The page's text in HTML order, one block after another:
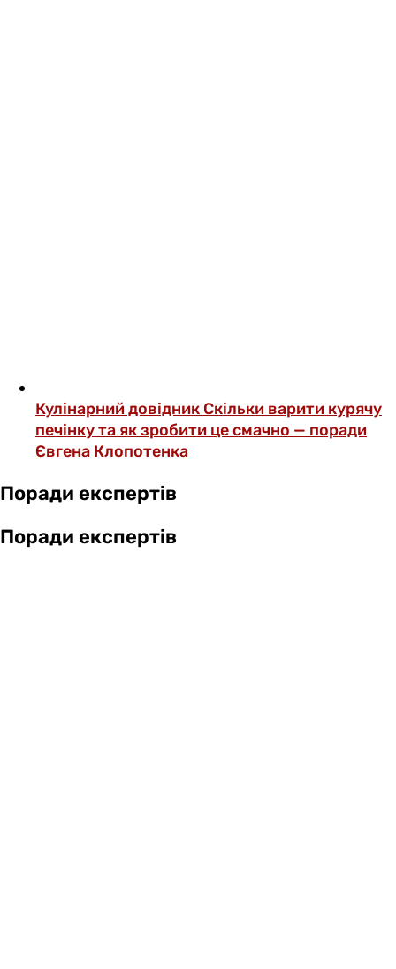
Кулінарний довідник Скільки варити курячу
печінку та як зробити це смачно — поради
Євгена Клопотенка
Поради експертів
Поради експертів